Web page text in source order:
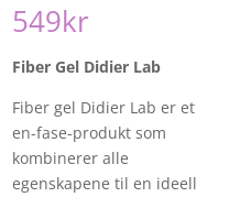
549kr
Fiber Gel Didier Lab
Fiber gel Didier Lab er et
en-fase-produkt som
kombinerer alle
egenskapene til en ideell